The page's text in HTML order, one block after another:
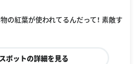
の紅葉が使われてるんだって！ 素敵す
ポットの詳細を見る